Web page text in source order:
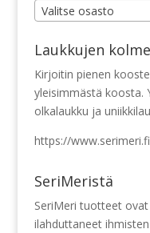
Valitse osasto
Laukkujen
Kirjoitin pienen
yleisimmästä koosta.
olkalaukku ja
https://
SeriMeristä
SeriMeri tuotteet
ilahduttaneet